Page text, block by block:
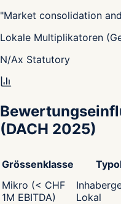
"Market consolidation
Lokale Multiplikatoren
N/Ax Statutory
(DACH 2025)
Grössenklasse
Mikro (< CHF
1M EBITDA)
Lokal